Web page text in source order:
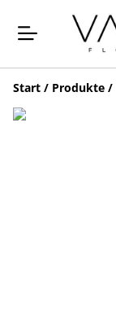
Start / Produkte /